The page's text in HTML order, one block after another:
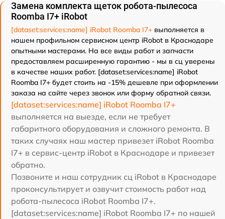
Замена комплекта щеток робота-пылесоса
Roomba I7+ iRobot
[dataset:services:name] iRobot Roomba I7+ выполняется в
нашем профильном сервисном центр iRobot в Краснодаре
опытными мастерами. На все виды работ и запчасти
предоставляем расширенную гарантию - мы в сц уверены
в качестве наших работ. [dataset:services:name] iRobot
Roomba I7+ будет стоить на -15% дешевле при оформлении
заказа на сайте через звонок или форму обратной связи.
[dataset:services:name] iRobot Roomba I7+
выполняется на выезде, если не требует
габаритного оборудования и сложного ремонта. В
таких случаях наш мастер привезет iRobot Roomba
I7+ в сервис-центр iRobot в Краснодаре и привезет
обратно.
Позвоните и наш сотрудник сц iRobot в Краснодаре
проконсультирует и озвучит стоимость работ над
робота-пылесоса iRobot Roomba I7+.
[dataset:services:name] iRobot Roomba I7+ по нашей